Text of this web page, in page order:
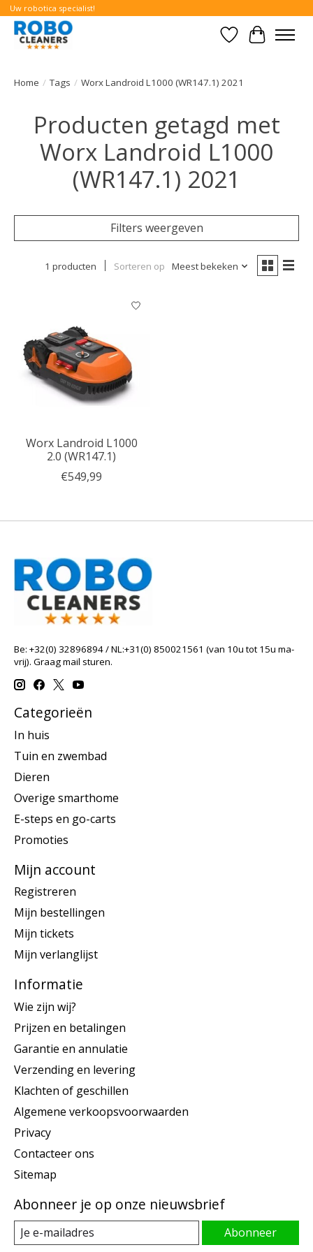
Uw robotica specialist!
Verlanglijst
Home / Tags / Worx Landroid L1000 (WR147.1) 2021
Producten getagd met
Worx Landroid L1000
(WR147.1) 2021
Filters weergeven
1 producten Sorteren op Meest bekeken
Worx Landroid L1000
2.0 (WR147.1)
€549,99
Be: +32(0) 32896894 / NL:+31(0) 850021561 (van 10u tot 15u ma-
vrij). Graag mail sturen.
Categorieën
In huis
Tuin en zwembad
Dieren
Overige smarthome
E-steps en go-carts
Promoties
Mijn account
Registreren
Mijn bestellingen
Mijn tickets
Mijn verlanglijst
Informatie
Wie zijn wij?
Prijzen en betalingen
Garantie en annulatie
Verzending en levering
Klachten of geschillen
Algemene verkoopsvoorwaarden
Privacy
Contacteer ons
Sitemap
Abonneer je op onze nieuwsbrief
Abonneer